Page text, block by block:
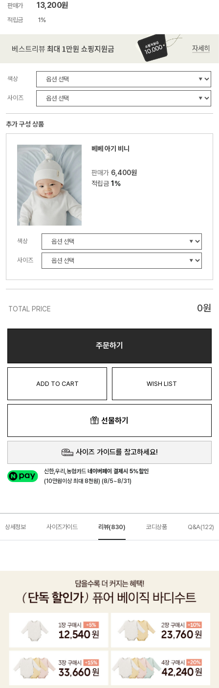
판매가 13,200원
적립금 1%
색상
사이즈
추가 구성 상품
베베 아기 비니
판매가 6,400원
적립금1%
색상
사이즈
TOTAL PRICE 0원
주문하기
ADD TO CART WISH LIST
선물하기
사이즈 가이드를 참고하세요!
신한,우리,농협카드네이버페이 결제시 5%할인
(10만원이상 최대 8천원) (8/5~8/31)
상세정보 사이즈가이드 리뷰(830) 코디상품 Q&A(122)